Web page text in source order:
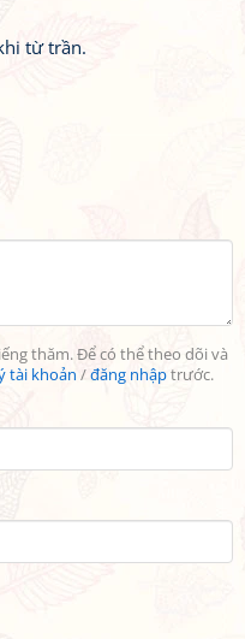
thăm. Để có thể theo dõi và
tài khoản /đăng nhậptrước.
từ trần.